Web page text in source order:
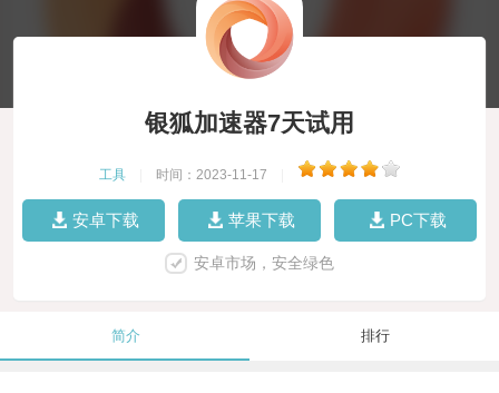
银狐加速器7天试用
工具 时间：2023-11-17
安卓下载 苹果下载 PC下载
安卓市场，安全绿色
简介 排行